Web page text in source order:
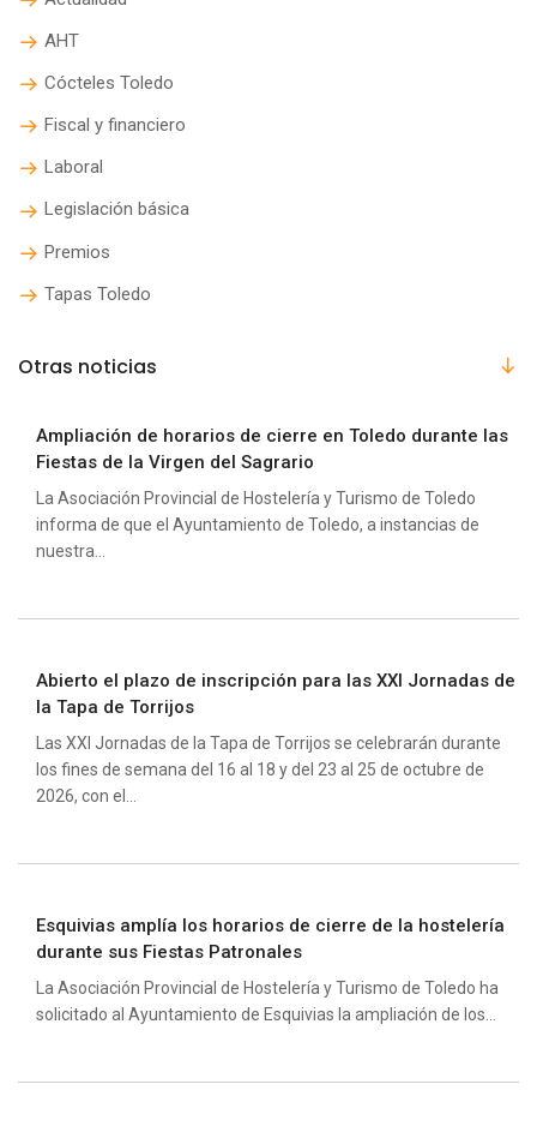
AHT
Cócteles Toledo
Fiscal y financiero
Laboral
Legislación básica
Premios
Tapas Toledo
Otras noticias
Ampliación de horarios de cierre en Toledo durante las
Fiestas de la Virgen del Sagrario
La Asociación Provincial de Hostelería y Turismo de Toledo
informa de que el Ayuntamiento de Toledo, a instancias de
nuestra...
Abierto el plazo de inscripción para las XXI Jornadas de
la Tapa de Torrijos
Las XXI Jornadas de la Tapa de Torrijos se celebrarán durante
los fines de semana del 16 al 18 y del 23 al 25 de octubre de
2026, con el...
Esquivias amplía los horarios de cierre de la hostelería
durante sus Fiestas Patronales
La Asociación Provincial de Hostelería y Turismo de Toledo ha
solicitado al Ayuntamiento de Esquivias la ampliación de los...